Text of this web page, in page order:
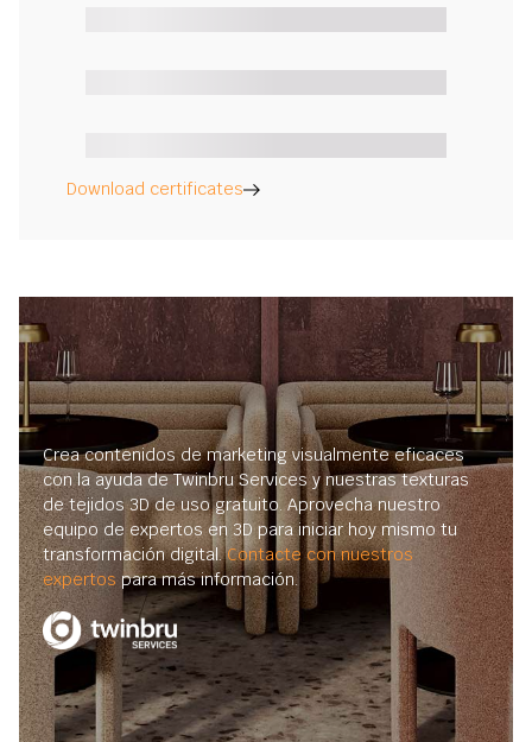
Download certificates
Crea contenidos de marketing visualmente eficaces
con la ayuda de Twinbru Services y nuestras texturas
de tejidos 3D de uso gratuito. Aprovecha nuestro
equipo de expertos en 3D para iniciar hoy mismo tu
transformación digital.Contacte con nuestros
expertos para más información.